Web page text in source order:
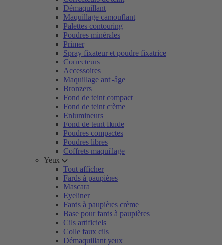
Démaquillant
Maquillage camouflant
Palettes contouring
Poudres minérales
Primer
Spray fixateur et poudre fixatrice
Correcteurs
Accessoires
Maquillage anti-âge
Bronzers
Fond de teint compact
Fond de teint crème
Enlumineurs
Fond de teint fluide
Poudres compactes
Poudres libres
Coffrets maquillage
Yeux
Tout afficher
Fards à paupières
Mascara
Eyeliner
Fards à paupières crème
Base pour fards à paupières
Cils artificiels
Colle faux cils
Démaquillant yeux